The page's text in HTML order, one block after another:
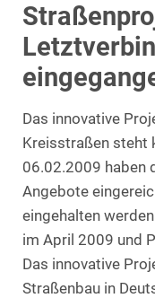
Das innovative
Kreisstraßen steht
06.02.2009 haben
Angebote
eingehalten
im April 2009 und
Das innovative
Straßenbau in